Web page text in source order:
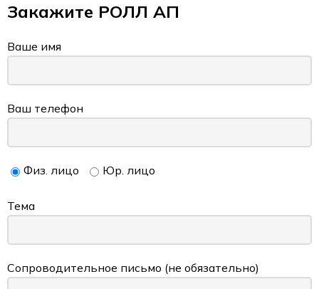
Закажите РОЛЛ АП
Ваше имя
Ваш телефон
Физ. лицо Юр. лицо
Тема
Сопроводительное письмо (не обязательно)